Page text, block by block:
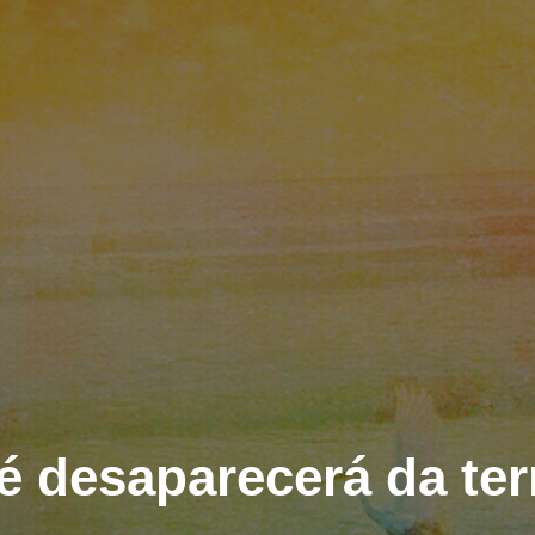
desaparecerá da